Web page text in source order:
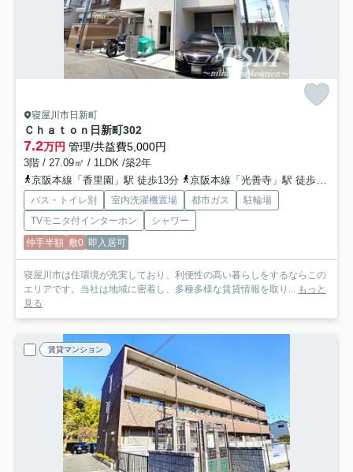
寝屋川市日新町
Ｃｈａｔｏｎ日新町302
7.2万円 管理/共益費5,000円
3階 / 27.09㎡ / 1LDK /築2年
京阪本線「香里園」駅 徒歩13分
京阪本線「光善寺」駅 徒歩26分
バス・トイレ別 室内洗濯機置場 都市ガス
駐輪場
TVモニタ付インターホン
シャワー
仲手半額 敷0 即入居可
寝屋川市は住環境が充実しており、利便性の高い暮らしをするならこの
エリアです。当社は地域に密着し、多種多様な賃貸情報を取り...
もっと
見る
賃貸マンション